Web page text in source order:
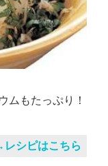
ムもたっぷり！
レシピはこちら